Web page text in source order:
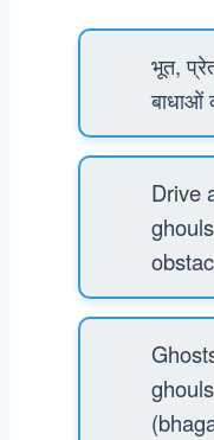
भूत,
बाधाओं
Drive